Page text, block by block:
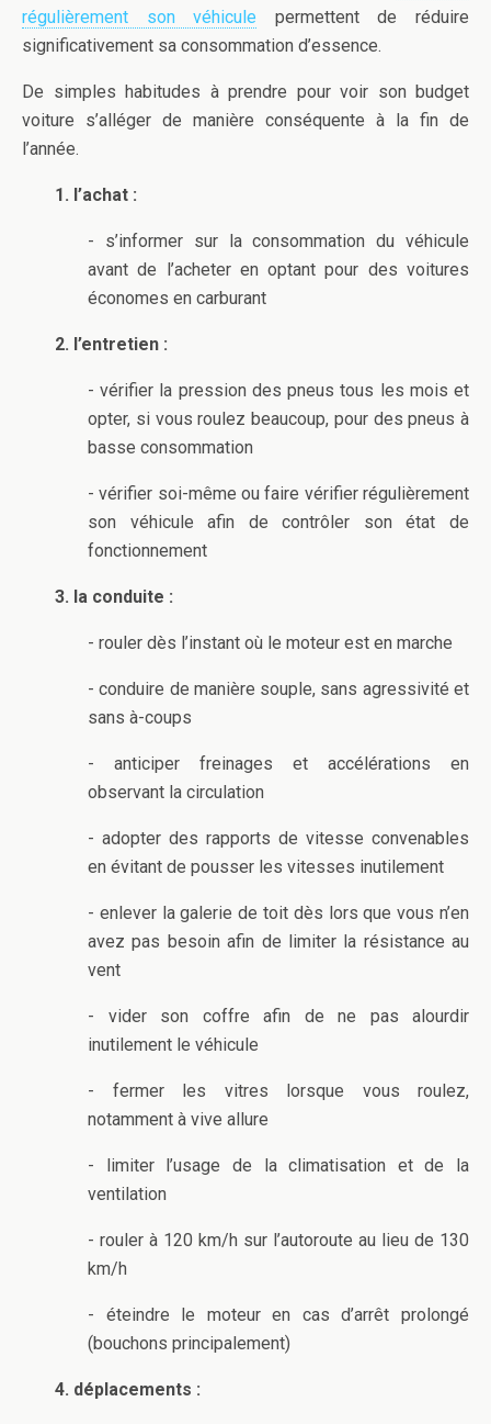
régulièrement son véhicule permettent de réduire
significativement sa consommation d’essence.
De simples habitudes à prendre pour voir son budget
voiture s’alléger de manière conséquente à la fin de
l’année.
1. l’achat :
- s’informer sur la consommation du véhicule
avant de l’acheter en optant pour des voitures
économes en carburant
2. l’entretien :
- vérifier la pression des pneus tous les mois et
opter, si vous roulez beaucoup, pour des pneus à
basse consommation
- vérifier soi-même ou faire vérifier régulièrement
son véhicule afin de contrôler son état de
fonctionnement
3. la conduite :
- rouler dès l’instant où le moteur est en marche
- conduire de manière souple, sans agressivité et
sans à-coups
- anticiper freinages et accélérations en
observant la circulation
- adopter des rapports de vitesse convenables
en évitant de pousser les vitesses inutilement
- enlever la galerie de toit dès lors que vous n’en
avez pas besoin afin de limiter la résistance au
vent
- vider son coffre afin de ne pas alourdir
inutilement le véhicule
- fermer les vitres lorsque vous roulez,
notamment à vive allure
- limiter l’usage de la climatisation et de la
ventilation
- rouler à 120 km/h sur l’autoroute au lieu de 130
km/h
- éteindre le moteur en cas d’arrêt prolongé
(bouchons principalement)
4. déplacements :